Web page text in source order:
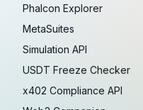
Phalcon Explorer
MetaSuites
Simulation API
USDT Freeze Checker
x402 Compliance API